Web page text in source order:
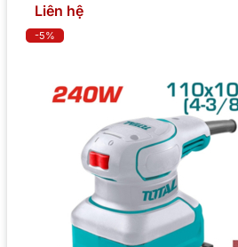
Liên hệ
-5%